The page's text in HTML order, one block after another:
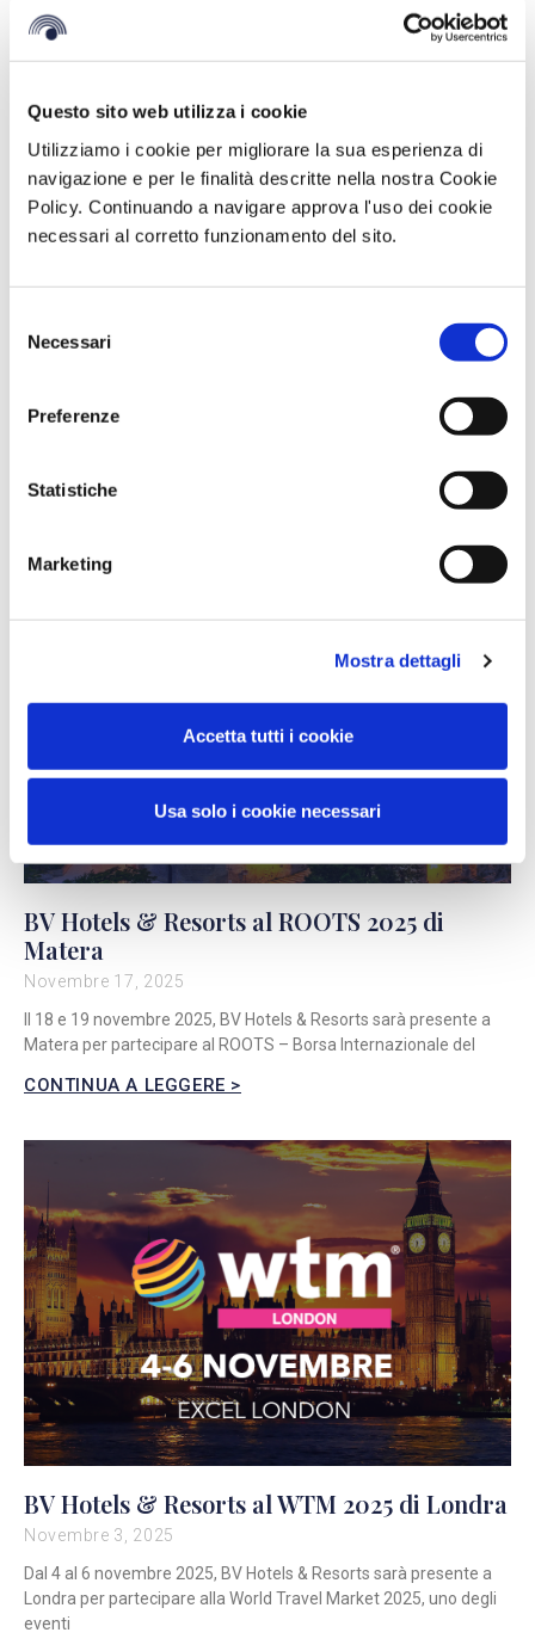
Questo sito web utilizza i cookie
Utilizziamo i cookie per migliorare la sua esperienza di
navigazione e per le finalità descritte nella nostra Cookie
Policy. Continuando a navigare approva l'uso dei cookie
necessari al corretto funzionamento del sito.
delNecessari
Preferenze
Statistiche
Marketing
Mostra dettagli
Accetta tutti i cookie
Usa solo i cookie necessari
BV Hotels & Resorts al ILTM Cannes 2025
Dal 1° al 4 dicembre 2025, BV Hotels & Resorts sarà presente
al ILTM – International Luxury Travel Market di Cannes, uno degli
CONTINUA A LEGGERE >
BV Hotels & Resorts al ROOTS 2025 di
Matera
Novembre 17, 2025
Il 18 e 19 novembre 2025, BV Hotels & Resorts sarà presente a
Matera per partecipare al ROOTS – Borsa Internazionale del
CONTINUA A LEGGERE >
BV Hotels & Resorts al WTM 2025 di Londra
Novembre 3, 2025
Dal 4 al 6 novembre 2025, BV Hotels & Resorts sarà presente a
Londra per partecipare alla World Travel Market 2025, uno degli
eventi